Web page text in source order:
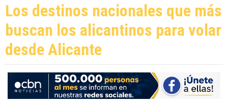
Los destinos nacionales que más
buscan los alicantinos para volar
desde Alicante